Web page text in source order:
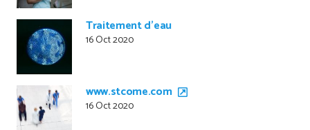
Traitement d’eau
16 Oct 2020
www.stcome.com
16 Oct 2020